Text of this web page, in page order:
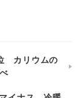
カリウムの